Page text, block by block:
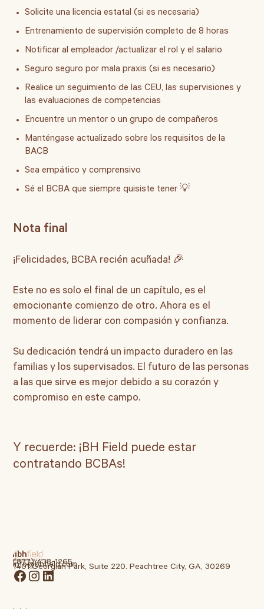
Solicite una licencia estatal (si es necesaria)
Entrenamiento de supervisión completo de 8 horas
Notificar al empleador /actualizar el rol y el salario
Seguro seguro por mala praxis (si es necesario)
Realice un seguimiento de las CEU, las supervisiones y
las evaluaciones de competencias
Encuentre un mentor o un grupo de compañeros
Manténgase actualizado sobre los requisitos de la
BACB
Sea empático y comprensivo
Sé el BCBA que siempre quisiste tener 💡
Nota final
¡Felicidades, BCBA recién acuñada! 🎉
Este no es solo el final de un capítulo, es el
emocionante comienzo de otro. Ahora es el
momento de liderar con compasión y confianza.
Su dedicación tendrá un impacto duradero en las
familias y los supervisados. El futuro de las personas
a las que sirve es mejor debido a su corazón y
compromiso en este campo.
Y recuerde: ¡BH Field puede estar
contratando BCBAs!
(877) 438-1265
info@bhfield.com
1401 Georgian Park, Suite 220. Peachtree City, GA, 30269